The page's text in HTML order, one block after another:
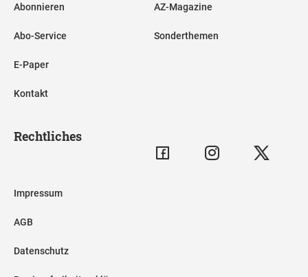
Abonnieren
Abo-Service
E-Paper
Kontakt
AZ-Magazine
Sonderthemen
Rechtliches
Impressum
AGB
Datenschutz